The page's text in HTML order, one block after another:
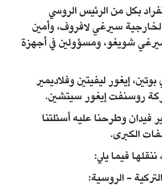
بكل من الرئيس الروسي
الخارجية سيرغي لافروف، وأمين
شويغو، ومسؤولين في أجهزة
إيغور ليفيتين وفلاديمير
روسنفت إيغور سيتشين.
فيدان وطرحنا عليه أسئلتنا
الكبرى.
فيما يلي:
- الروسية: